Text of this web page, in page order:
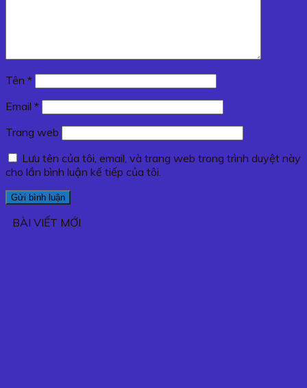
Tên *
Email *
Trang web
Lưu tên của tôi, email, và trang web trong trình duyệt này
cho lần bình luận kế tiếp của tôi.
BÀI VIẾT MỚI